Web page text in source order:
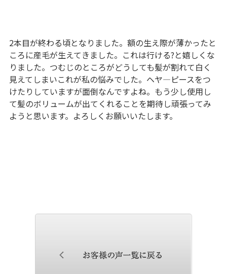
2本目が終わる頃となりました。額の生え際が薄かったと
ころに産毛が生えてきました。これは行ける?と嬉しくな
りました。つむじのところがどうしても髪が割れて白く
見えてしまいこれが私の悩みでした。ヘヤ―ピースをつ
けたりしていますが面倒なんですよね。もう少し使用し
て髪のボリュームが出てくれることを期待し頑張ってみ
ようと思います。よろしくお願いいたします。